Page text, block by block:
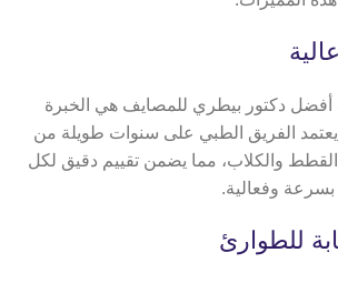
دكتور بيطري للمصايف هي الخبرة
يعتمد الفريق الطبي على سنوات طويلة من
القطط والكلاب، مما يضمن تقييم دقيق لكل
وفعالية.